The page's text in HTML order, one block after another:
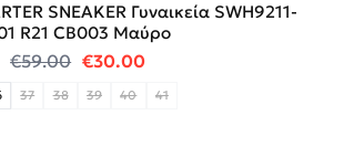
SNEAKER Γυναικεία SWH9211-
R21 CB003 Μαύρο
€59.00 Original price was: €59.00.
€30.00Η τρέχουσα τιμή
37 38 39 40 41